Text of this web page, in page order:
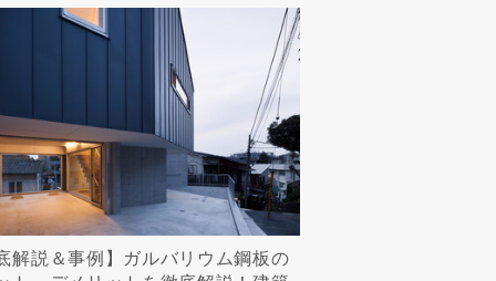
解説＆事例】ガルバリウム鋼板の